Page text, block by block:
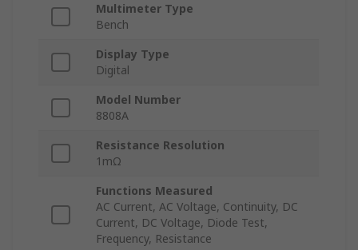
Multimeter Type
Bench
Display Type
Digital
Model Number
8808A
Resistance Resolution
1mΩ
Functions Measured
AC Current, AC Voltage, Continuity, DC
Current, DC Voltage, Diode Test,
Frequency, Resistance